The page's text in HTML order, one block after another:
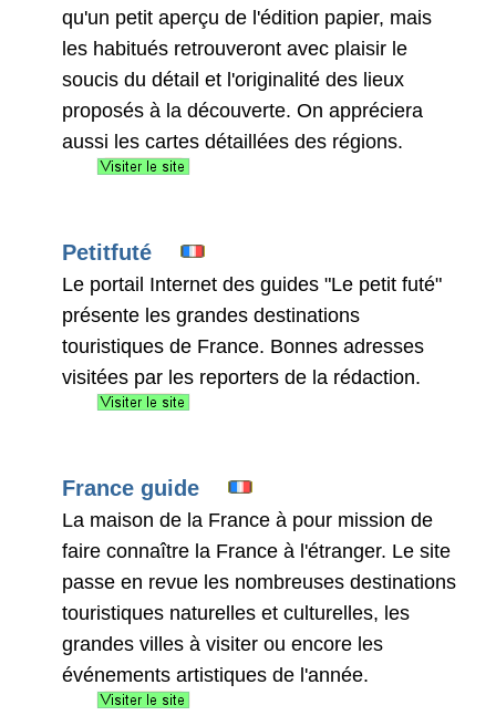
qu'un petit aperçu de l'édition papier, mais
les habitués retrouveront avec plaisir le
soucis du détail et l'originalité des lieux
proposés à la découverte. On appréciera
aussi les cartes détaillées des régions.
Petitfuté
Le portail Internet des guides "Le petit futé"
présente les grandes destinations
touristiques de France. Bonnes adresses
visitées par les reporters de la rédaction.
France guide
La maison de la France à pour mission de
faire connaître la France à l'étranger. Le site
passe en revue les nombreuses destinations
touristiques naturelles et culturelles, les
grandes villes à visiter ou encore les
événements artistiques de l'année.